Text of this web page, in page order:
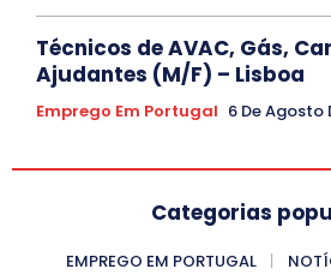
Técnicos de AVAC, Gás,
Ajudantes (M/F) – Lisboa
Emprego Em Portugal 6 De Agosto
Categorias
EMPREGO EM PORTUGAL